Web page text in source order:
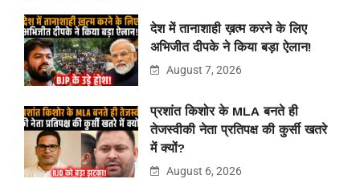
देश में तानाशाही ख़त्म करने के लिए
अभिजीत दीपके ने किया बड़ा ऐलान!
August 7, 2026
प्रशांत किशोर के MLA बनते ही
तेजस्वीकी नेता प्रतिपक्ष की कुर्सी खतरे
में क्यों?
August 6, 2026